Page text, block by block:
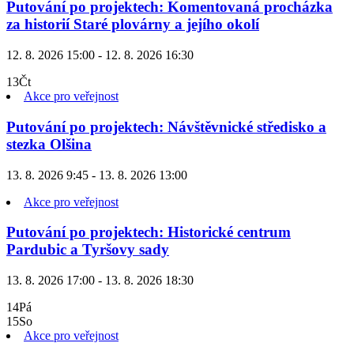
Putování po projektech: Komentovaná procházka
za historií Staré plovárny a jejího okolí
12. 8. 2026 15:00 - 12. 8. 2026 16:30
13Čt
Akce pro veřejnost
Putování po projektech: Návštěvnické středisko a
stezka Olšina
13. 8. 2026 9:45 - 13. 8. 2026 13:00
Akce pro veřejnost
Putování po projektech: Historické centrum
Pardubic a Tyršovy sady
13. 8. 2026 17:00 - 13. 8. 2026 18:30
14Pá
15So
Akce pro veřejnost